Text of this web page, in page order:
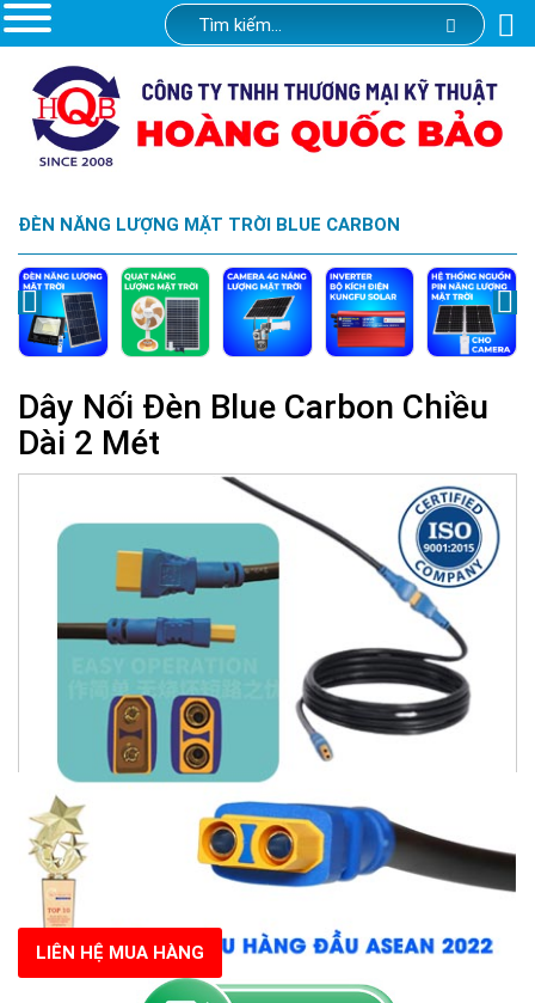
ĐÈN NĂNG LƯỢNG MẶT TRỜI BLUE CARBON
Dây Nối Đèn Blue Carbon Chiều
Dài 2 Mét
LIÊN HỆ MUA HÀNG